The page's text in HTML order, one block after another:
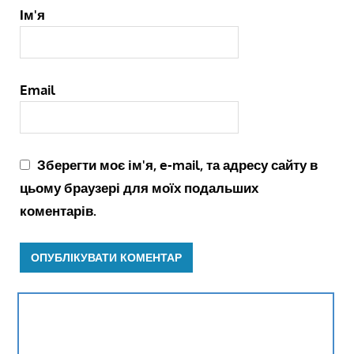
Ім'я
Email
Зберегти моє ім'я, e-mail, та адресу сайту в
цьому браузері для моїх подальших
коментарів.